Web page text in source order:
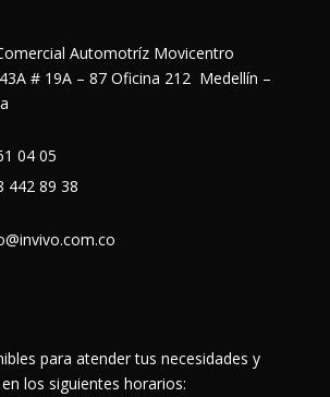
Automotríz Movicentro
# 19A – 87 Oficina 212 Medellín –
04 05
442 89 38
para atender tus necesidades y
los siguientes horarios: